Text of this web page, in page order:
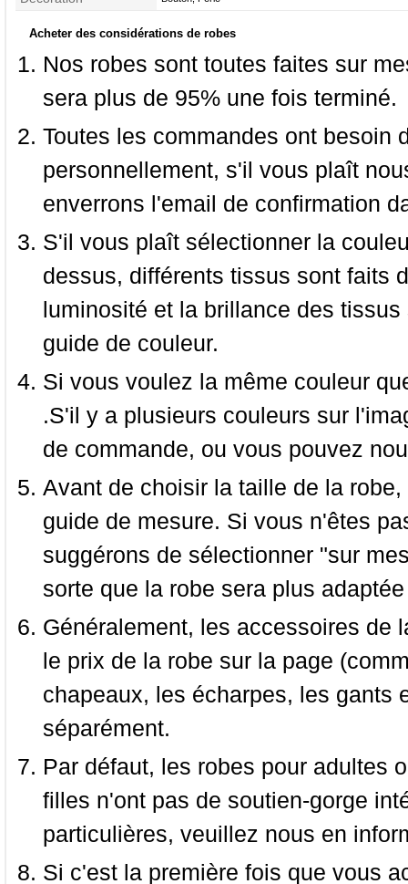
Acheter des considérations de robes
Nos robes sont toutes faites sur
sera plus de 95% une fois terminé.
Toutes les commandes ont besoin
personnellement, s'il vous plaît
enverrons l'email de confirmation
S'il vous plaît sélectionner la
dessus, différents tissus sont faits
luminosité et la brillance des
guide de couleur.
Si vous voulez la même couleur
.S'il y a plusieurs couleurs sur
de commande, ou vous pouvez
Avant de choisir la taille de la
guide de mesure. Si vous n'êtes
suggérons de sélectionner "sur
sorte que la robe sera plus
Généralement, les accessoires de
le prix de la robe sur la page
chapeaux, les écharpes, les gants
séparément.
Par défaut, les robes pour adultes
filles n'ont pas de soutien-gorge
particulières, veuillez nous en
Si c'est la première fois que vous